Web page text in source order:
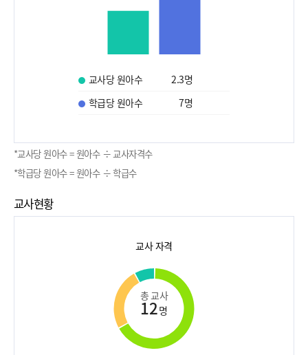
교사당 원아수 2.3명
학급당 원아수
7명
*교사당 원아수 = 원아수 ÷ 교사자격수
*학급당 원아수 = 원아수 ÷ 학급수
교사현황
교사 자격
총 교사
12명